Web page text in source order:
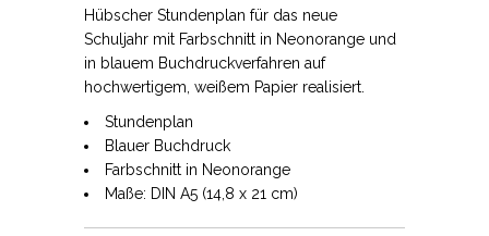
Hübscher Stundenplan für das neue
Schuljahr mit Farbschnitt in Neonorange und
in blauem Buchdruckverfahren auf
hochwertigem, weißem Papier realisiert.
Stundenplan
Blauer Buchdruck
Farbschnitt in Neonorange
Maße: DIN A5 (14,8 x 21 cm)